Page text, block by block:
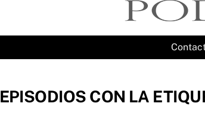
EPISODIOS CON LA